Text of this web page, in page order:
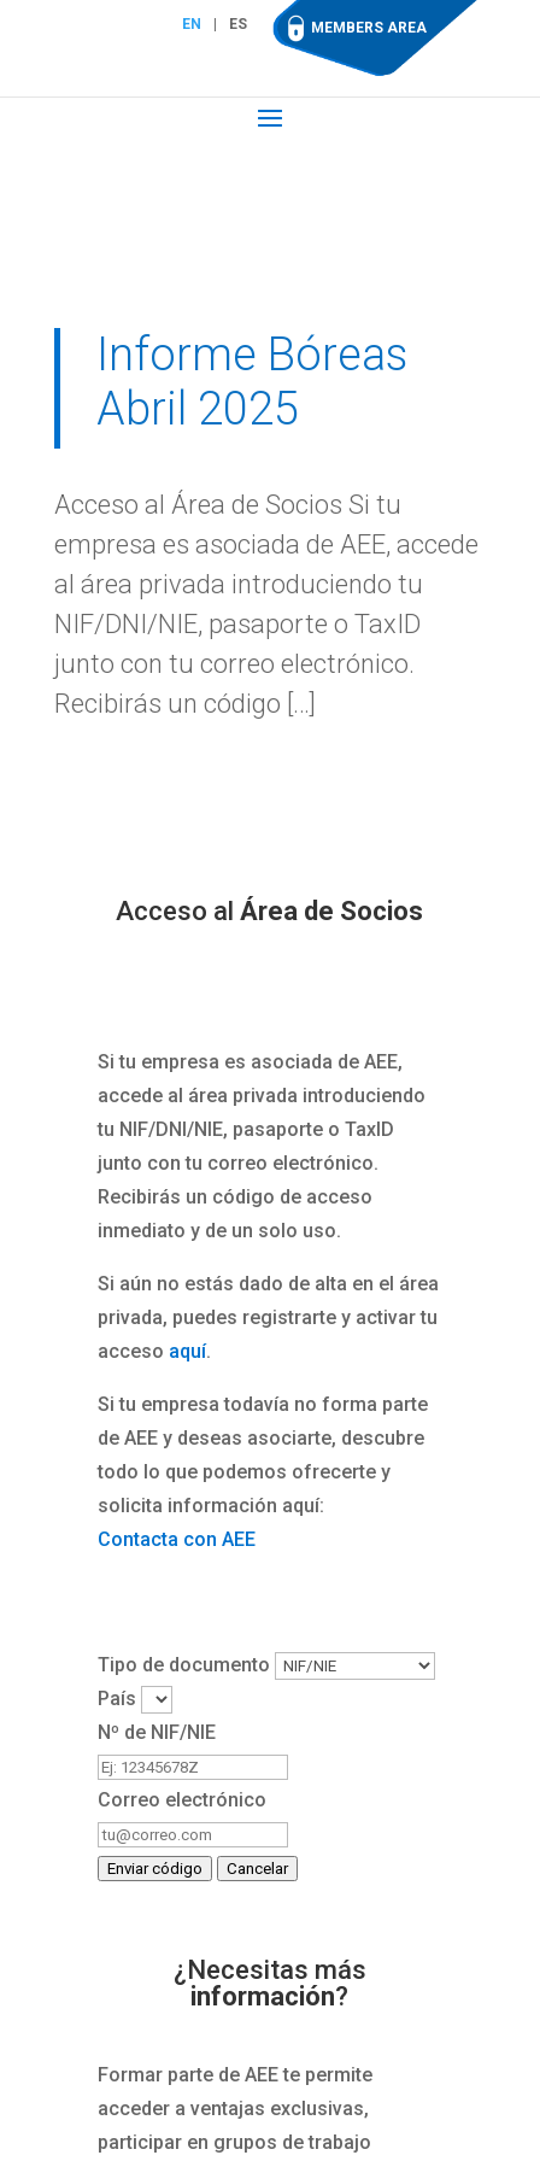
EN ES MEMBERS AREA
Informe Bóreas
Abril 2025
Acceso al Área de Socios Si tu
empresa es asociada de AEE, accede
al área privada introduciendo tu
NIF/DNI/NIE, pasaporte o TaxID
junto con tu correo electrónico.
Recibirás un código […]
Acceso alÁrea de Socios
Si tu empresa es asociada de AEE,
accede al área privada introduciendo
tu NIF/DNI/NIE, pasaporte o TaxID
junto con tu correo electrónico.
Recibirás un código de acceso
inmediato y de un solo uso.
Si aún no estás dado de alta en el área
privada, puedes registrarte y activar tu
acceso aquí.
Si tu empresa todavía no forma parte
de AEE y deseas asociarte, descubre
todo lo que podemos ofrecerte y
solicita información aquí:
Contacta con AEE
Tipo de documento
País
Nº de NIF/NIE
Correo electrónico
Enviar código Cancelar
¿Necesitas más
información?
Formar parte de AEE te permite
acceder a ventajas exclusivas,
participar en grupos de trabajo